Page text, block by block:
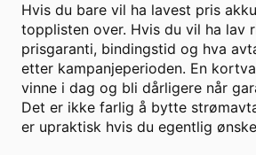
Hvis du bare vil ha lavest pris
topplisten over. Hvis du vil ha lav
prisgaranti, bindingstid og hva
etter kampanjeperioden. En
vinne i dag og bli dårligere når
Det er ikke farlig å bytte
er upraktisk hvis du egentlig